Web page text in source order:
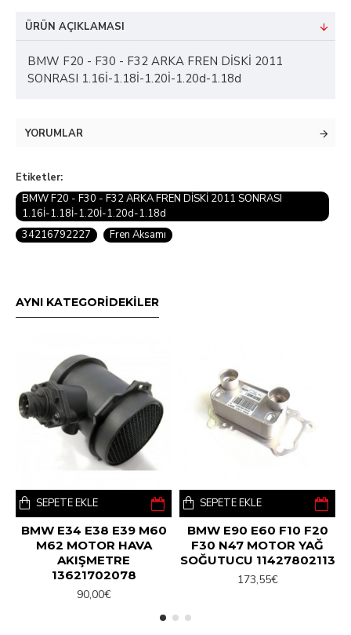
ÜRÜN AÇIKLAMASI
BMW F20 - F30 - F32 ARKA FREN DİSKİ 2011
SONRASI 1.16İ-1.18İ-1.20İ-1.20d-1.18d
YORUMLAR
Etiketler:
BMW F20 - F30 - F32 ARKA FREN DİSKİ 2011 SONRASI
1.16İ-1.18İ-1.20İ-1.20d-1.18d
34216792227
Fren Aksamı
AYNI KATEGORİDEKİLER
BMW E34 E38 E39 M60
M62 MOTOR HAVA
AKIŞMETRE
13621702078
90,00€
SEPETE EKLE
BMW E90 E60 F10 F20
F30 N47 MOTOR YAĞ
SOĞUTUCU 11427802113
173,55€
SEPETE EKLE